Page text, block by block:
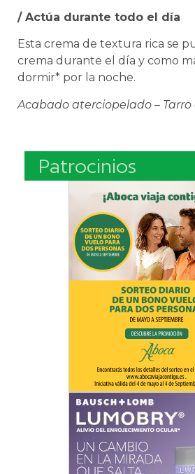
/ Actúa durante todo el día
Esta crema de textura rica se
crema durante el día y como
dormir* por la noche.
Acabado aterciopelado – Tarro
Patrocinios